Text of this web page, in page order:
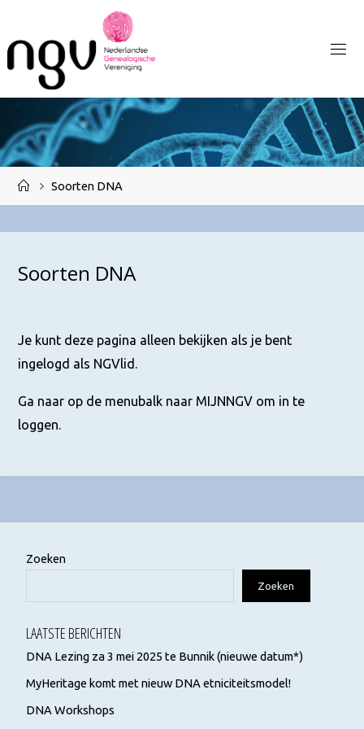
inhoud
HomeSoorten DNA
Soorten DNA
Je kunt deze pagina alleen bekijken als je bent
ingelogd als NGVlid.
Ga naar op de menubalk naar MIJNNGV om in te
loggen.
Zoeken
Zoeken
LAATSTE BERICHTEN
DNA Lezing za 3 mei 2025 te Bunnik (nieuwe datum*)
MyHeritage komt met nieuw DNA etniciteitsmodel!
DNA Workshops